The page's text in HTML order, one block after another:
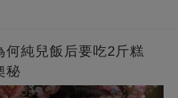
何純兒飯后要吃2斤糕
秘